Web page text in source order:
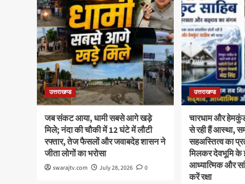
उत्तराखण्ड
जब संकट आया, धामी सबसे आगे खड़े
मिले; नंदा की चौकी में 12 घंटे में लौटी
रफ्तार, तेज फैसलों और जवाबदेह शासन ने
जीता लोगों का भरोसा
swarajtv.com July 28, 2026 0
उत्तराखण्ड
चारधाम और हेमकुंड
से रही हैं आस्था,
सहअस्तित्व का
मिलकर देवभूमि के
आध्यात्मिक और
करें रक्षा